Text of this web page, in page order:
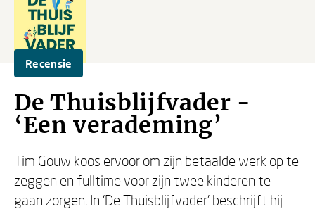
Recensie
De Thuisblijfvader -
‘Een verademing’
Tim Gouw koos ervoor om zijn betaalde werk op te
zeggen en fulltime voor zijn twee kinderen te
gaan zorgen. In ‘De Thuisblijfvader’ beschrijft hij